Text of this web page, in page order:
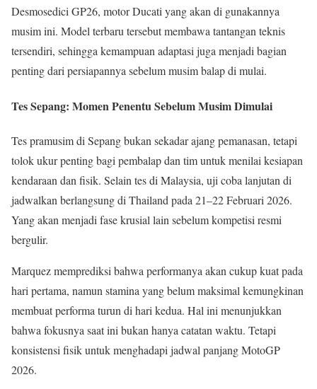
Desmosedici GP26, motor Ducati yang akan di gunakannya
musim ini. Model terbaru tersebut membawa tantangan teknis
tersendiri, sehingga kemampuan adaptasi juga menjadi bagian
penting dari persiapannya sebelum musim balap di mulai.
Tes Sepang: Momen Penentu Sebelum Musim Dimulai
Tes pramusim di Sepang bukan sekadar ajang pemanasan, tetapi
tolok ukur penting bagi pembalap dan tim untuk menilai kesiapan
kendaraan dan fisik. Selain tes di Malaysia, uji coba lanjutan di
jadwalkan berlangsung di Thailand pada 21–22 Februari 2026.
Yang akan menjadi fase krusial lain sebelum kompetisi resmi
bergulir.
Marquez memprediksi bahwa performanya akan cukup kuat pada
hari pertama, namun stamina yang belum maksimal kemungkinan
membuat performa turun di hari kedua. Hal ini menunjukkan
bahwa fokusnya saat ini bukan hanya catatan waktu. Tetapi
konsistensi fisik untuk menghadapi jadwal panjang MotoGP
2026.